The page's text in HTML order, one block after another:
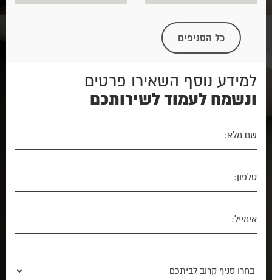
כל הסניפים
למידע נוסף השאירו פרטים
ונשמח לעמוד לשירותכם